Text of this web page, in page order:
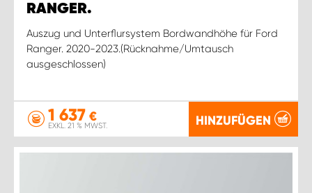
RANGER.
Auszug und Unterflursystem Bordwandhöhe für Ford
Ranger. 2020-2023.(Rücknahme/Umtausch
ausgeschlossen)
1 637 €
EXKL. 21 % MWST. HINZUFÜGEN